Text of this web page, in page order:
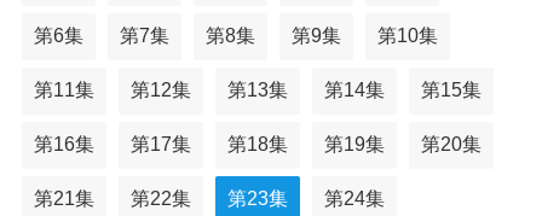
第6集 第7集 第8集 第9集 第10集
第11集 第12集 第13集 第14集 第15集
第16集 第17集 第18集 第19集 第20集
第21集 第22集 第23集 第24集